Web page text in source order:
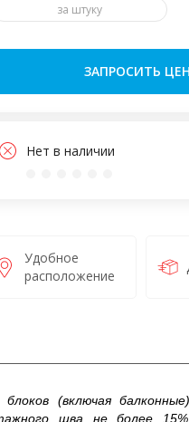
за штуку
ЗАПРОСИТЬ
Нет в наличии
Удобное
расположение
(включая
шва не более